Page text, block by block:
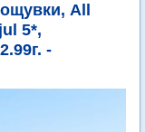
All
5*,
-